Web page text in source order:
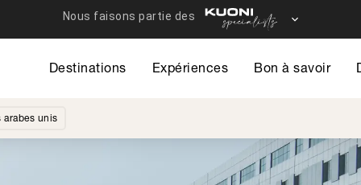
Destinations Expériences Bon à savoir
arabes unis